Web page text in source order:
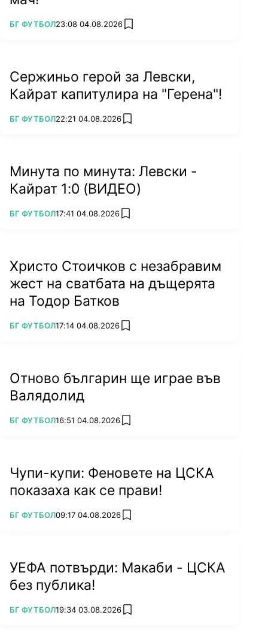
са заместниците. В Търговския регистър ще
който нелепо си отиде без време. Не съм
роден в БФС, няма да ми свърши тук живота.
Снимка: Lap.bg
Работил съм на 7 места. Когато бъде
одобрена оставката на Борислав Михайлов,
коя точка коя ще е. Изпълнителният комитет
насочва оставката към Общото събрание",
ПОВЕЧЕ ОТ
БГ ФУТБОЛ23:08 04.08.2026 add favorites
Сержиньо герой за Левски,
Кайрат капитулира на "Герена"!
ПОВЕЧЕ ОТ
БГ ФУТБОЛ22:21 04.08.2026 add favorites
Минута по минута: Левски -
Кайрат 1:0 (ВИДЕО)
ПОВЕЧЕ ОТ
БГ ФУТБОЛ17:41 04.08.2026 add favorites
Христо Стоичков с незабравим
жест на сватбата на дъщерята
на Тодор Батков
ПОВЕЧЕ ОТ
БГ ФУТБОЛ17:14 04.08.2026 add favorites
Отново българин ще играе във
Валядолид
ПОВЕЧЕ ОТ
БГ ФУТБОЛ16:51 04.08.2026 add favorites
Чупи-купи: Феновете на ЦСКА
показаха как се прави!
ПОВЕЧЕ ОТ
БГ ФУТБОЛ09:17 04.08.2026 add favorites
УЕФА потвърди: Макаби - ЦСКА
без публика!
ПОВЕЧЕ ОТ
БГ ФУТБОЛ19:34 03.08.2026 add favorites